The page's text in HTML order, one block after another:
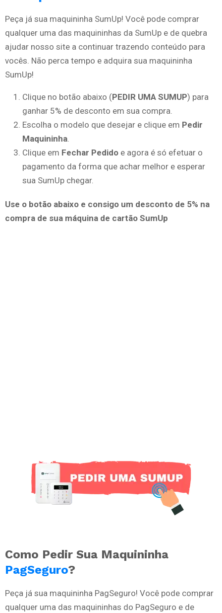
Peça já sua maquininha SumUp! Você pode comprar
qualquer uma das maquininhas da SumUp e de quebra
ajudar nosso site a continuar trazendo conteúdo para
vocês. Não perca tempo e adquira sua maquininha
SumUp!
Clique no botão abaixo (PEDIR UMA SUMUP) para
ganhar 5% de desconto em sua compra.
Escolha o modelo que desejar e clique em Pedir
Maquininha.
Clique em Fechar Pedido e agora é só efetuar o
pagamento da forma que achar melhor e esperar
sua SumUp chegar.
Use o botão abaixo e consigo um desconto de 5% na
compra de sua máquina de cartão SumUp
Como Pedir Sua Maquininha
PagSeguro?
Peça já sua maquininha PagSeguro! Você pode comprar
qualquer uma das maquininhas do PagSeguro e de